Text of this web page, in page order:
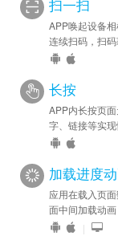
扫一扫
APP唤起设备
连续扫码，扫码
长按
APP内长按页
字、链接等实现
加载进度
应用在载入页
面中间加载动画
|